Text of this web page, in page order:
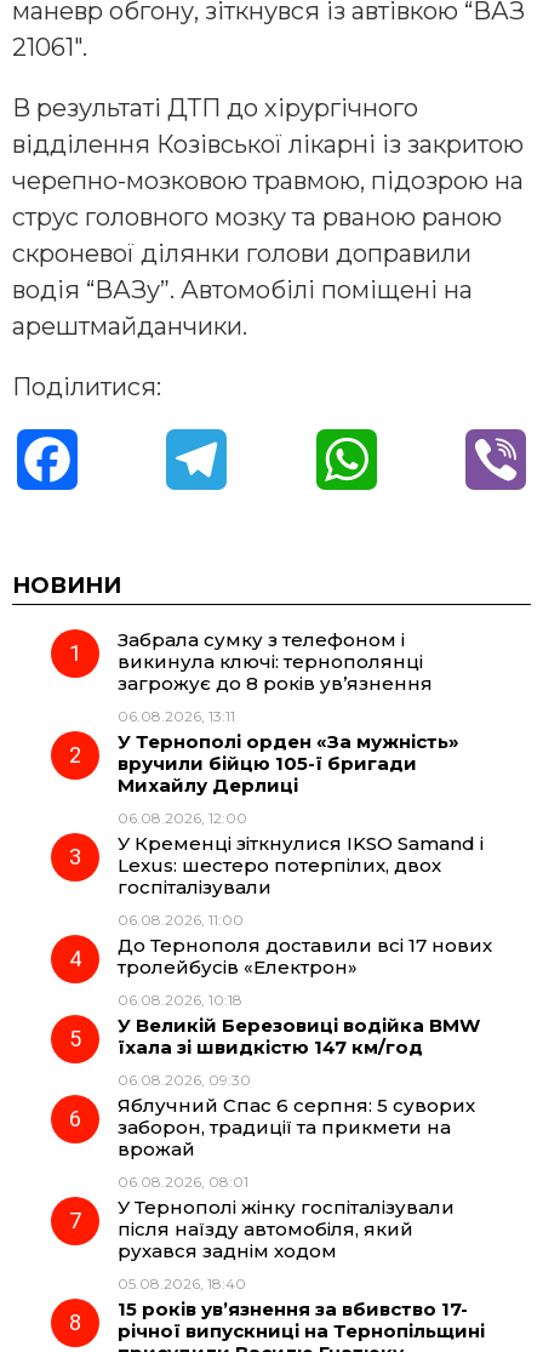
маневр обгону, зіткнувся із автівкою “ВАЗ
21061″.
В результаті ДТП до хірургічного
відділення Козівської лікарні із закритою
черепно-мозковою травмою, підозрою на
струс головного мозку та рваною раною
скроневої ділянки голови доправили
водія “ВАЗу”. Автомобілі поміщені на
арештмайданчики.
Поділитися:
c
e
o
k
e
r
a
m
t
A
НОВИНИ
Забрала сумку з телефоном і
викинула ключі: тернополянці
загрожує до 8 років ув’язнення
06.08.2026, 13:11
У Тернополі орден «За мужність»
вручили бійцю 105-ї бригади
Михайлу Дерлиці
06.08.2026, 12:00
У Кременці зіткнулися IKSO Samand і
Lexus: шестеро потерпілих, двох
госпіталізували
06.08.2026, 11:00
До Тернополя доставили всі 17 нових
тролейбусів «Електрон»
06.08.2026, 10:18
У Великій Березовиці водійка BMW
їхала зі швидкістю 147 км/год
06.08.2026, 09:30
Яблучний Спас 6 серпня: 5 суворих
заборон, традиції та прикмети на
врожай
06.08.2026, 08:01
У Тернополі жінку госпіталізували
після наїзду автомобіля, який
рухався заднім ходом
05.08.2026, 18:40
15 років ув’язнення за вбивство 17-
річної випускниці на Тернопільщині